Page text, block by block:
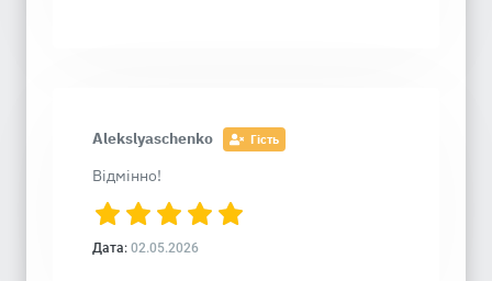
Alekslyaschenko Гість
Відмінно!
Дата: 02.05.2026